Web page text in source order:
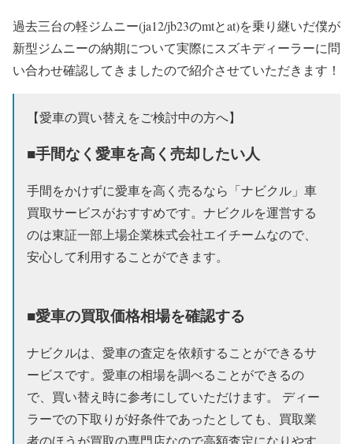
過去三台の軽ジムニー(ja12/jb23のmtとat)を乗り継いだ僕が
新型ジムニーの納期について実際にスズキディーラーに問
い合わせ確認してきましたので紹介させていただきます！
【愛車の買い替えをご検討中の方へ】
■手間なく愛車を高く売却したい人
手間をかけずに愛車を高く売るなら「ナビクル」車
買取サービスがおすすめです。ナビクルを運営する
のは東証一部上場企業株式会社エイチームなので、
安心して利用することができます。
■愛車の買取価格相場を確認する
ナビクルは、愛車の査定を依頼することができるサ
ービスです。愛車の相場を調べることができるの
で、買い替え時に参考にしていただけます。 ディー
ラーでの下取りが好条件であったとしても、買取業
者のほうが買取の専門店なので高額査定になりやす